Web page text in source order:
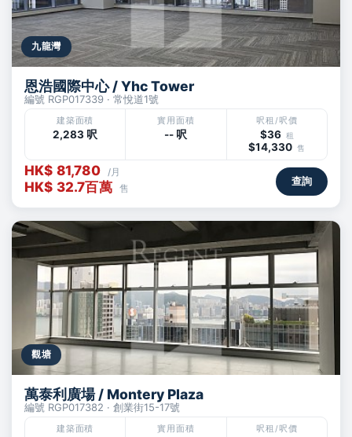
九龍灣
恩浩國際中心 / Yhc Tower
編號 RGP017339 · 常悅道1號
建築面積
2,283 呎
實用面積
-- 呎
呎租/呎價
$36 租
$14,330 售
HK$ 81,780 /月
HK$ 32.7百萬 售
查詢
觀塘
萬泰利廣場 / Montery Plaza
編號 RGP017382 · 創業街15-17號
建築面積 實用面積 呎租/呎價